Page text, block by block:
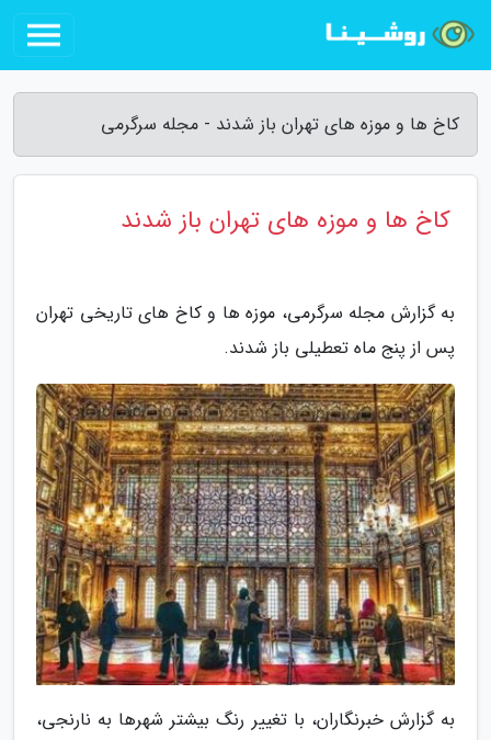
کاخ ها و موزه های تهران باز شدند - مجله سرگرمی
کاخ ها و موزه های تهران باز شدند
به گزارش مجله سرگرمی، موزه ها و کاخ های تاریخی تهران
پس از پنج ماه تعطیلی باز شدند.
به گزارش خبرنگاران، با تغییر رنگ بیشتر شهرها به نارنجی،